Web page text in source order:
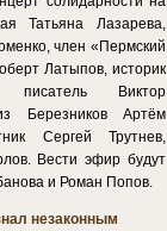
Татьяна Лазарева,
член «Пермский
Латыпов, историк
писатель Виктор
Березников Артём
Сергей Трутнев,
Вести эфир будут
и Роман Попов.
незаконным